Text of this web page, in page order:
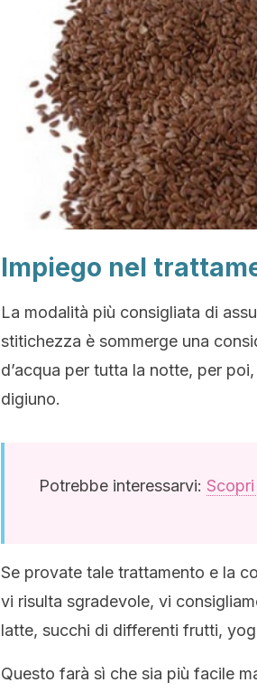
Impiego nel
La modalità più consigliata di
stitichezza è sommerge una
d’acqua per tutta la notte, per
digiuno.
Potrebbe interessarvi:
Se provate tale trattamento e la
vi risulta sgradevole, vi
latte, succhi di differenti frutti,
Questo farà sì che sia più facile